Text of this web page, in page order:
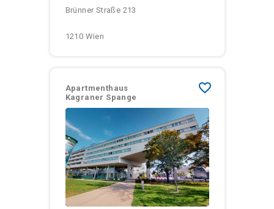
Brünner Straße 213
1210 Wien
Apartmenthaus
Kagraner Spange
favorite_border
Größen:
Monatliche Kosten: